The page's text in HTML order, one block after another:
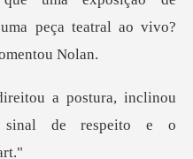
peça teatral ao v
, inclinou
sinal de r